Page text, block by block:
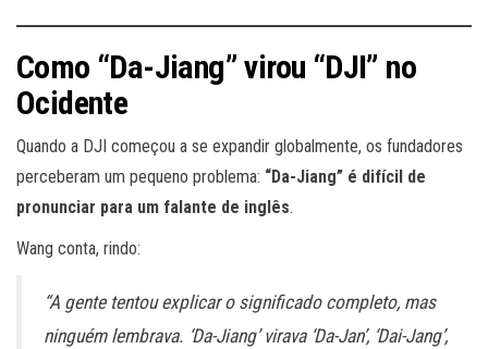
Como “Da-Jiang” virou “DJI” no
Ocidente
Quando a DJI começou a se expandir globalmente, os fundadores
perceberam um pequeno problema: “Da-Jiang” é difícil de
pronunciar para um falante de inglês.
Wang conta, rindo:
“A gente tentou explicar o significado completo, mas
ninguém lembrava. ‘Da-Jiang’ virava ‘Da-Jan’, ‘Dai-Jang’,